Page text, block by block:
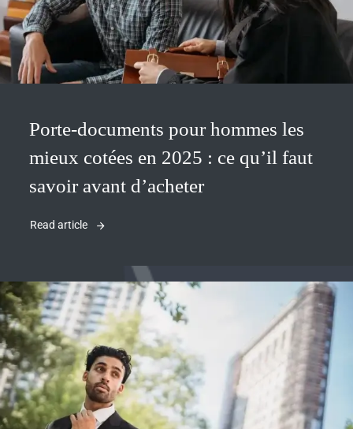
Porte-documents pour hommes les
mieux cotées en 2025 : ce qu’il faut
savoir avant d’acheter
Read article